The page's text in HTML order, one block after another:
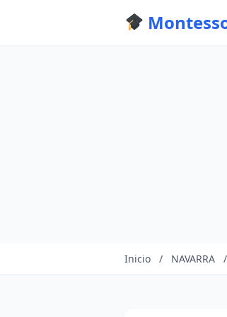
Inicio / NAVARRA /